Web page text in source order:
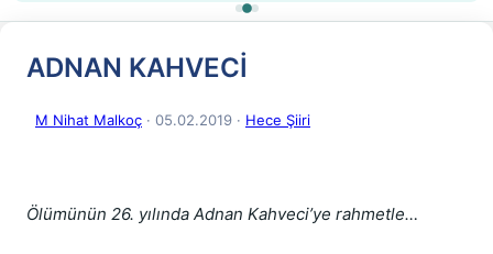
ADNAN KAHVECİ
M Nihat Malkoç · 05.02.2019 · Hece Şiiri
Ölümünün 26. yılında Adnan Kahveci’ye rahmetle…